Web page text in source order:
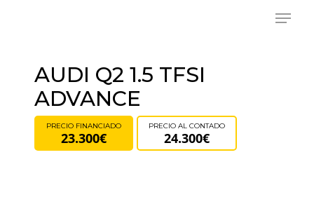
Menu
AUDI Q2 1.5 TFSI
ADVANCE
PRECIO FINANCIADO
23.300€
PRECIO AL CONTADO
24.300€